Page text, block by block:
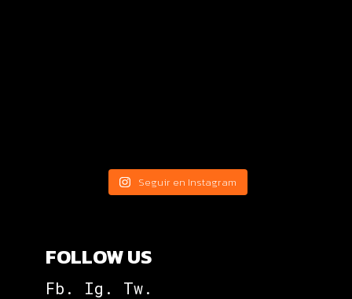
Seguir en Instagram
FOLLOW US
Fb. Ig. Tw.